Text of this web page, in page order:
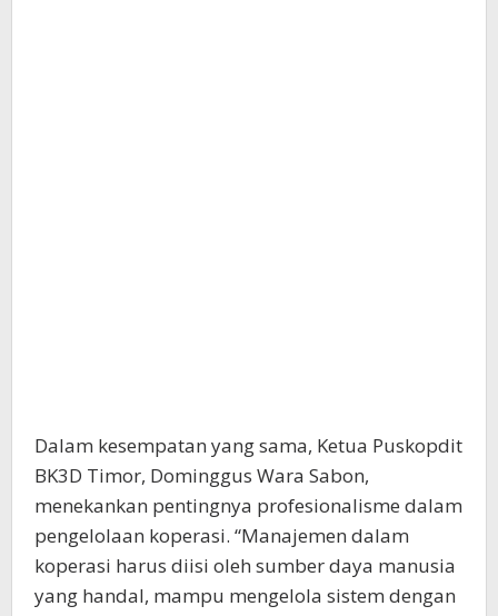
Dalam kesempatan yang sama, Ketua Puskopdit
BK3D Timor, Dominggus Wara Sabon,
menekankan pentingnya profesionalisme dalam
pengelolaan koperasi. “Manajemen dalam
koperasi harus diisi oleh sumber daya manusia
yang handal, mampu mengelola sistem dengan